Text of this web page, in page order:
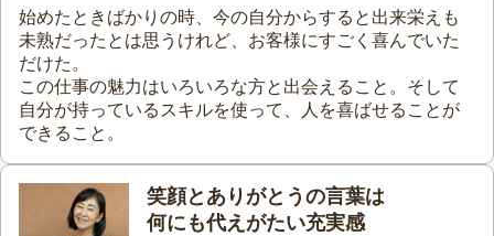
始めたときばかりの時、今の自分からすると出来栄えも
未熟だったとは思うけれど、お客様にすごく喜んでいた
だけた。
この仕事の魅力はいろいろな方と出会えること。そして
自分が持っているスキルを使って、人を喜ばせることが
できること。
笑顔とありがとうの言葉は
何にも代えがたい充実感